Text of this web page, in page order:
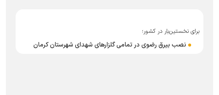
برای نخستین‌بار در کشور؛
نصب بیرق رضوی در تمامی گلزارهای شهدای شهرستان کرمان